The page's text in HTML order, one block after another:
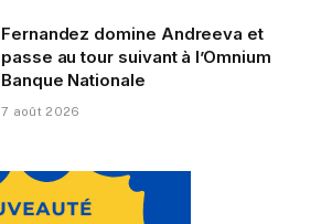
Fernandez domine Andreeva et
passe au tour suivant à l’Omnium
Banque Nationale
7 août 2026